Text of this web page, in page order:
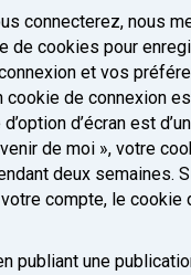
connecterez, nous
de cookies pour
et vos
cookie de connexion
d’écran est
de moi », votre
deux semaines.
compte, le cookie
publiant une